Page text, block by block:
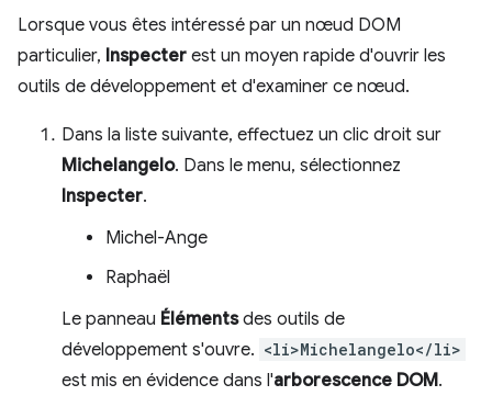
Lorsque vous êtes intéressé par un nœud DOM
particulier, Inspecter est un moyen rapide d'ouvrir les
outils de développement et d'examiner ce nœud.
Dans la liste suivante, effectuez un clic droit sur
Michelangelo. Dans le menu, sélectionnez
Inspecter.
Michel-Ange
Raphaël
Le panneau Élémentsdes outils de
développement s'ouvre. <li>Michelangelo</li>
est mis en évidence dans l'arborescence DOM.